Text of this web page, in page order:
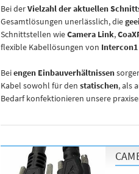
Bei derVielzahl der aktuellen
Gesamtlösungen unerlässlich, die
Schnittstellen wieCamera Link,
flexible Kabellösungen von
Beiengen Einbauverhältnissen
Kabel sowohl für den statischen, als
Bedarf konfektionieren unsere